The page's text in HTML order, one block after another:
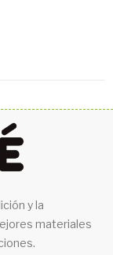
y la
materiales